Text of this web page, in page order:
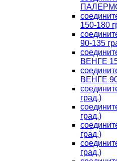
150-180
90-135
ВЕНГЕ
ВЕНГЕ
град.)
град.)
град.)
град.)